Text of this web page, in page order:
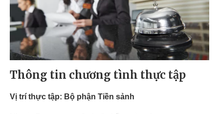
Thông tin chương tình thực tập
Vị trí thực tập: Bộ phận Tiền sảnh